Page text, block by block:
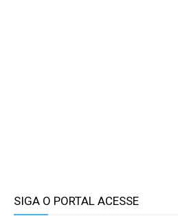
SIGA O PORTAL ACESSE